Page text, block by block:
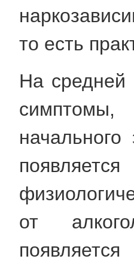
то есть
На средней
симптомы,
начального
от